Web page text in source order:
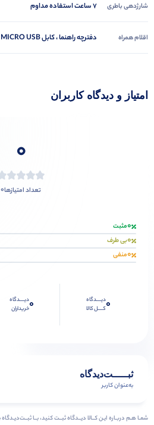
شارژدهی باطری 7 ساعت استفاده مداوم
اقلام همراه دفترچه راهنما ، کابل MICRO USB ، دانگل USB , پایه نگهدارنده
امتیاز و دیدگاه کاربران
0
تعداد امتیازها0
0مثبت
0بی طرف
0منفی
0دیــــدگاه
کــــل کالا
0دیــــدگاه
خریداران
ثبـــــت‌دیدگاه
به‌عنوان کاربر